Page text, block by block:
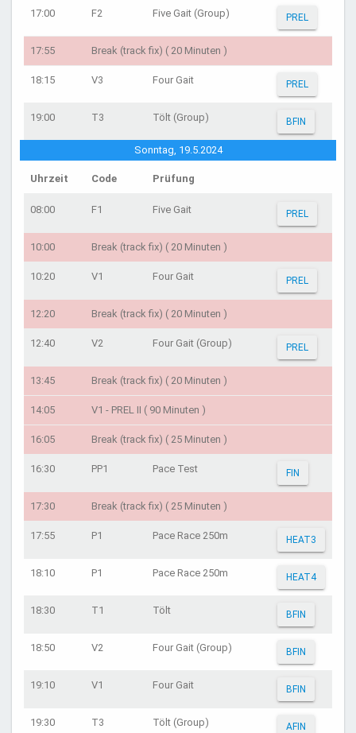
17:00 F2 Five Gait (Group) PREL
17:55 Break (track fix) ( 20 Minuten )
18:15 V3 Four Gait PREL
19:00 T3 Tölt (Group) BFIN
Sonntag, 19.5.2024
Uhrzeit Code Prüfung
08:00 F1 Five Gait PREL
10:00 Break (track fix) ( 20 Minuten )
10:20 V1 Four Gait PREL
12:20 Break (track fix) ( 20 Minuten )
12:40 V2 Four Gait (Group) PREL
13:45 Break (track fix) ( 20 Minuten )
14:05 V1 - PREL II ( 90 Minuten )
16:05 Break (track fix) ( 25 Minuten )
16:30 PP1 Pace Test FIN
17:30 Break (track fix) ( 25 Minuten )
17:55 P1 Pace Race 250m HEAT3
18:10 P1 Pace Race 250m HEAT4
18:30 T1 Tölt BFIN
18:50 V2 Four Gait (Group) BFIN
19:10 V1 Four Gait BFIN
19:30 T3 Tölt (Group) AFIN